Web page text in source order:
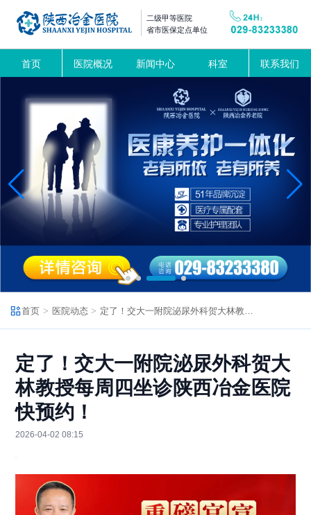
二级甲等医院
省市医保定点单位
首页 医院概况 新闻中心 科室 联系我们
首页 医院动态
定了！交大一附院泌尿外科贺大
林教授每周四坐诊陕西冶金医院
快预约！
2026-04-02 08:15